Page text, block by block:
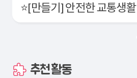
⭐[만들기] 안전한 교통생활
추천활동